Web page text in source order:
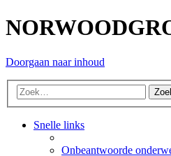
Doorgaan naar inhoud
Snelle links
Onbeantwoorde